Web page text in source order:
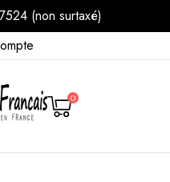
(non surtaxé)
0